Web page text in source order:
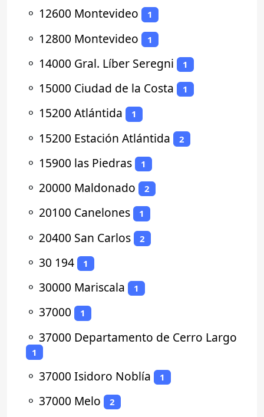
⚬ 12600 Montevideo 1
⚬ 12800 Montevideo 1
⚬ 14000 Gral. Líber Seregni 1
⚬ 15000 Ciudad de la Costa 1
⚬ 15200 Atlántida 1
⚬ 15200 Estación Atlántida 2
⚬ 15900 las Piedras 1
⚬ 20000 Maldonado 2
⚬ 20100 Canelones 1
⚬ 20400 San Carlos 2
⚬ 30 194 1
⚬ 30000 Mariscala 1
⚬ 37000 1
⚬ 37000 Departamento de Cerro Largo
1
⚬ 37000 Isidoro Noblía 1
⚬ 37000 Melo 2